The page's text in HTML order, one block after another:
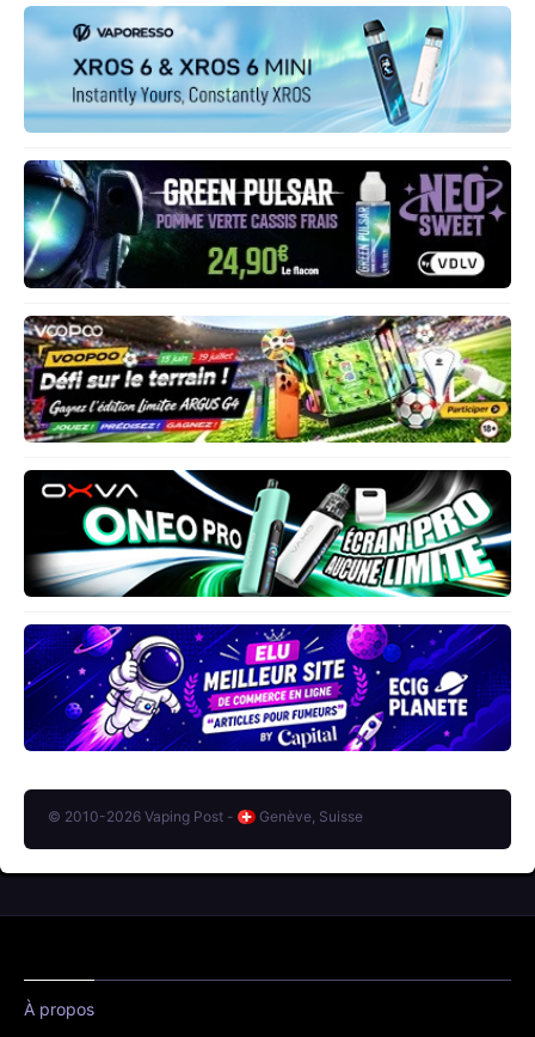
© 2010-2026 Vaping Post - Genève, Suisse
À propos